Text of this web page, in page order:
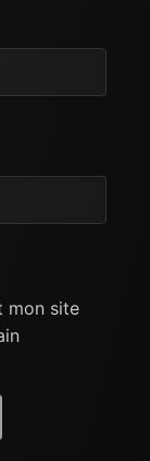
mon site